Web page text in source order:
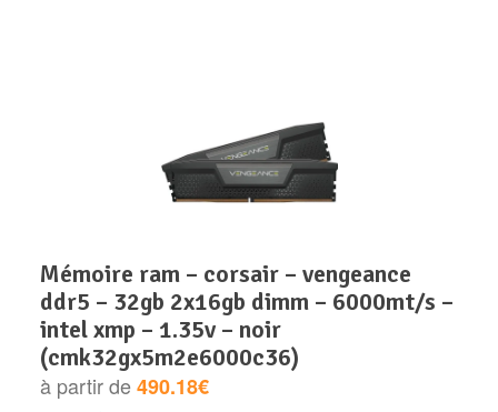
mémoire ram – corsair – vengeance
ddr5 – 32gb 2x16gb dimm – 6000mt/s –
intel xmp – 1.35v – noir
(cmk32gx5m2e6000c36)
à partir de490.18€